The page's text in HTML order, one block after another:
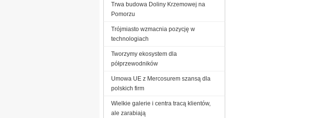
Trwa budowa Doliny Krzemowej na
Pomorzu
Trójmiasto wzmacnia pozycję w
technologiach
Tworzymy ekosystem dla
półprzewodników
Umowa UE z Mercosurem szansą dla
polskich firm
Wielkie galerie i centra tracą klientów,
ale zarabiają